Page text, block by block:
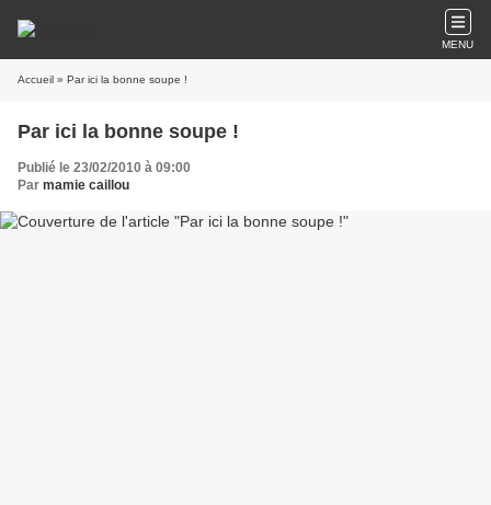
MENU
Accueil » Par ici la bonne soupe !
Par ici la bonne soupe !
Publié le 23/02/2010 à 09:00
Par mamie caillou